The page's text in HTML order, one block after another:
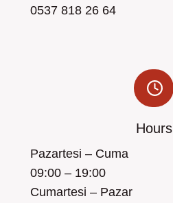
0537 818 26 64
Hours
Pazartesi – Cuma
09:00 – 19:00
Cumartesi – Pazar